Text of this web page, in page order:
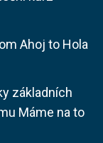
Ahoj to Hola
základních
Máme na to